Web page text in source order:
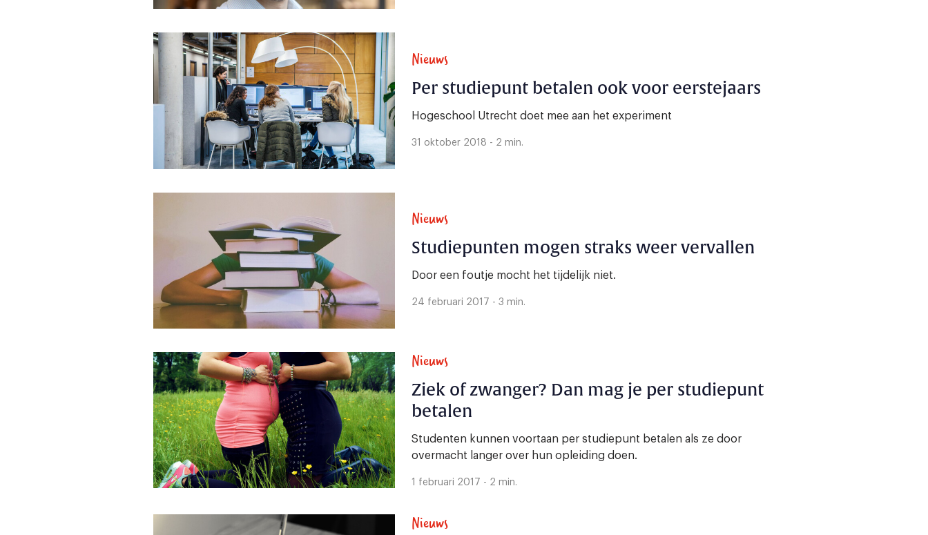
Nieuws
Per studiepunt betalen ook voor eerstejaars
Hogeschool Utrecht doet mee aan het experiment
31 oktober 2018 - 2 min.
Nieuws
Studiepunten mogen straks weer vervallen
Door een foutje mocht het tijdelijk niet.
24 februari 2017 - 3 min.
Nieuws
Ziek of zwanger? Dan mag je per studiepunt
betalen
Studenten kunnen voortaan per studiepunt betalen als ze door
overmacht langer over hun opleiding doen.
1 februari 2017 - 2 min.
Nieuws